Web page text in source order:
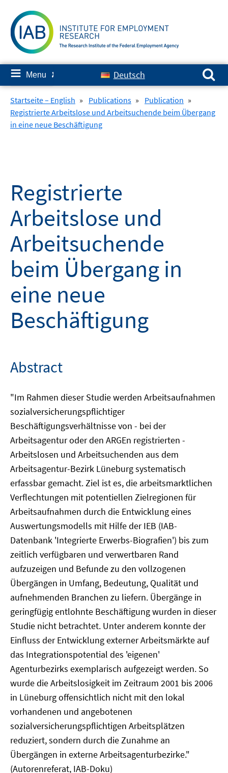
content
≡ Menu ✘ Deutsch
Search for:
Startseite – English » Publications » Publication »
Registrierte Arbeitslose und Arbeitsuchende beim Übergang
in eine neue Beschäftigung
Registrierte
Arbeitslose und
Arbeitsuchende
beim Übergang in
eine neue
Beschäftigung
Abstract
"Im Rahmen dieser Studie werden Arbeitsaufnahmen
sozialversicherungspflichtiger
Beschäftigungsverhältnisse von - bei der
Arbeitsagentur oder den ARGEn registrierten -
Arbeitslosen und Arbeitsuchenden aus dem
Arbeitsagentur-Bezirk Lüneburg systematisch
erfassbar gemacht. Ziel ist es, die arbeitsmarktlichen
Verflechtungen mit potentiellen Zielregionen für
Arbeitsaufnahmen durch die Entwicklung eines
Auswertungsmodells mit Hilfe der IEB (IAB-
Datenbank 'Integrierte Erwerbs-Biografien') bis zum
zeitlich verfügbaren und verwertbaren Rand
aufzuzeigen und Befunde zu den vollzogenen
Übergängen in Umfang, Bedeutung, Qualität und
aufnehmenden Branchen zu liefern. Übergänge in
geringfügig entlohnte Beschäftigung wurden in dieser
Studie nicht betrachtet. Unter anderem konnte der
Einfluss der Entwicklung externer Arbeitsmärkte auf
das Integrationspotential des 'eigenen'
Agenturbezirks exemplarisch aufgezeigt werden. So
wurde die Arbeitslosigkeit im Zeitraum 2001 bis 2006
in Lüneburg offensichtlich nicht mit den lokal
vorhandenen und angebotenen
sozialversicherungspflichtigen Arbeitsplätzen
reduziert, sondern durch die Zunahme an
Übergängen in externe Arbeitsagenturbezirke."
(Autorenreferat, IAB-Doku)